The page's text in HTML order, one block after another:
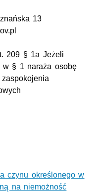
13
209 § 1a Jeżeli
w § 1 naraża osobę
czynu określonego w
na niemożność